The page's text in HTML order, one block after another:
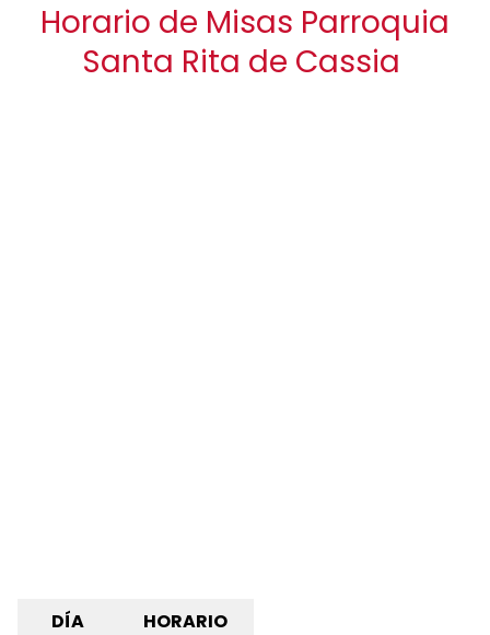
Horario de Misas Parroquia
Santa Rita de Cassia
DÍA
HORARIO